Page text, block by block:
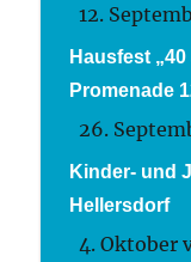
12.
Hausfest
Promenade
26.
Kinder- und
Hellersdorf
4. Oktober